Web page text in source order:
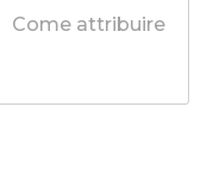
Come attribuire